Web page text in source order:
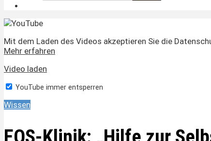
Mit dem Laden des Videos akzeptieren Sie die
Mehr erfahren
Video laden
YouTube immer entsperren
Wissen